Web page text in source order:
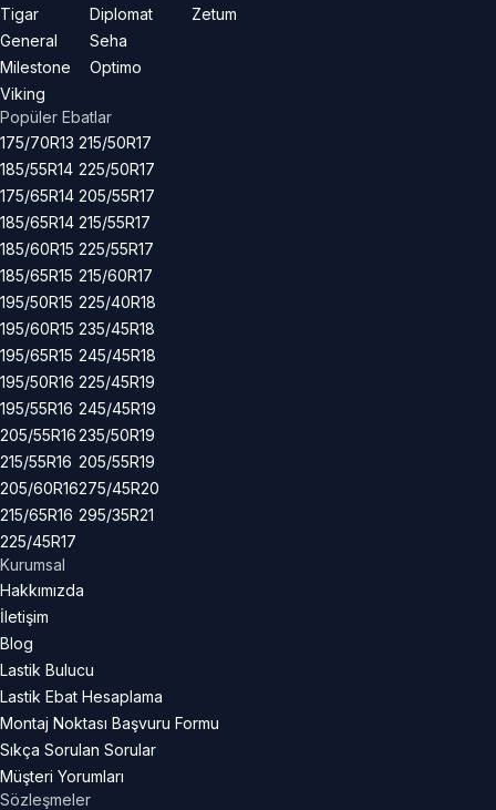
Tigar
General
Milestone
Viking
Diplomat
Seha
Optimo
Zetum
Popüler Ebatlar
175/70R13
185/55R14
175/65R14
185/65R14
185/60R15
185/65R15
195/50R15
195/60R15
195/65R15
195/50R16
195/55R16
205/55R16
215/55R16
205/60R16
215/65R16
225/45R17
215/50R17
225/50R17
205/55R17
215/55R17
225/55R17
215/60R17
225/40R18
235/45R18
245/45R18
225/45R19
245/45R19
235/50R19
205/55R19
275/45R20
295/35R21
Kurumsal
Hakkımızda
İletişim
Blog
Lastik Bulucu
Lastik Ebat Hesaplama
Montaj Noktası Başvuru Formu
Sıkça Sorulan Sorular
Müşteri Yorumları
Sözleşmeler